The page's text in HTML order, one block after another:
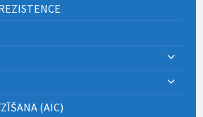
(AIC)